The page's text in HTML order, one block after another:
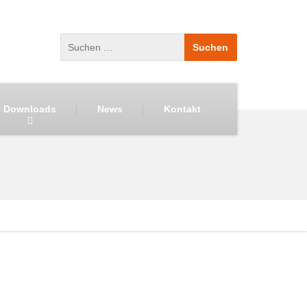
Downloads News Kontakt